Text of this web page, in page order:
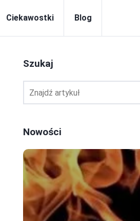
Ciekawostki Blog
Szukaj
Nowości